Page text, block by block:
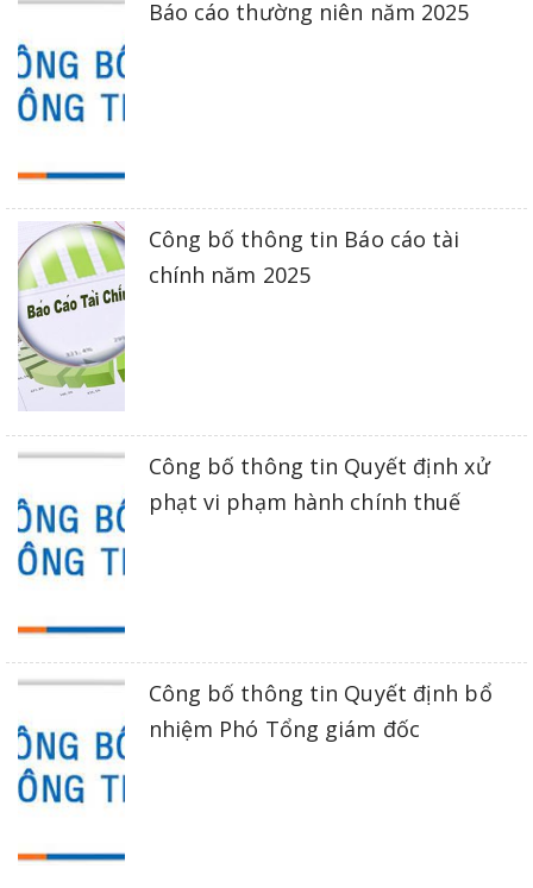
Báo cáo thường niên năm 2025
Công bố thông tin Báo cáo tài
chính năm 2025
Công bố thông tin Quyết định xử
phạt vi phạm hành chính thuế
Công bố thông tin Quyết định bổ
nhiệm Phó Tổng giám đốc